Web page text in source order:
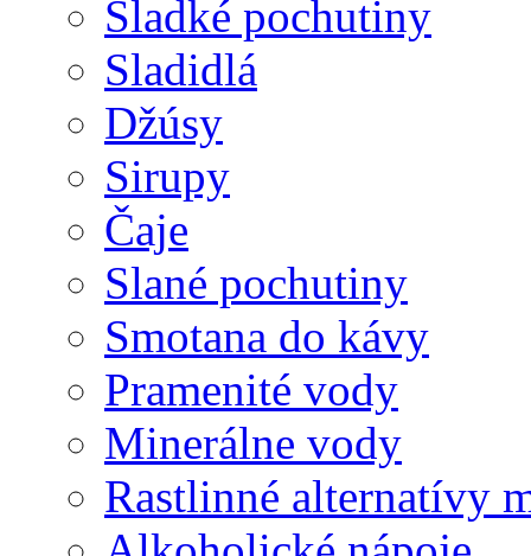
Sladké pochutiny
Sladidlá
Džúsy
Sirupy
Čaje
Slané pochutiny
Smotana do kávy
Pramenité vody
Minerálne vody
Rastlinné alternatívy